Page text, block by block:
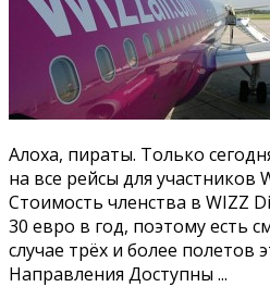
все
рейсы
для
членов
Club
Алоха, пираты. Только
на все рейсы для участников
Стоимость членства в WIZZ
30 евро в год, поэтому есть
случае трёх и более полетов
Направления Доступны ...